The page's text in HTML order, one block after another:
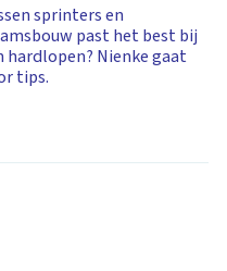
sprinters en
past het best bij
hardlopen? Nienke gaat
tips.